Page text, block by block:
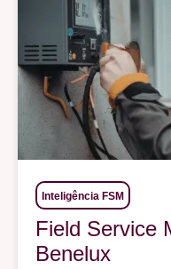
Inteligência FSM
Field Service
Benelux